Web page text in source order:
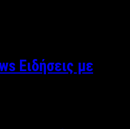
Ειδήσεις με